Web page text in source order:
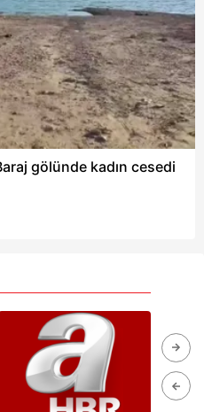
gölünde kadın cesedi